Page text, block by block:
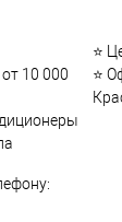
10 000
⭐
⭐